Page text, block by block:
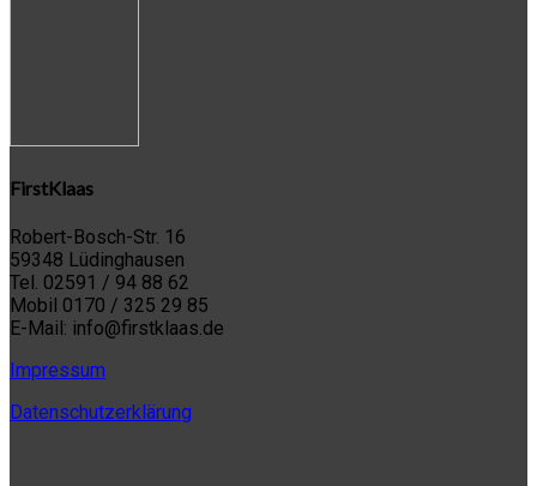
FirstKlaas
Robert-Bosch-Str. 16
59348 Lüdinghausen
Tel. 02591 / 94 88 62
Mobil 0170 / 325 29 85
E-Mail: info@firstklaas.de
Impressum
Datenschutzerklärung